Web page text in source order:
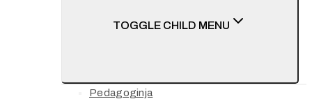
TOGGLE CHILD MENU
Pedagoginja